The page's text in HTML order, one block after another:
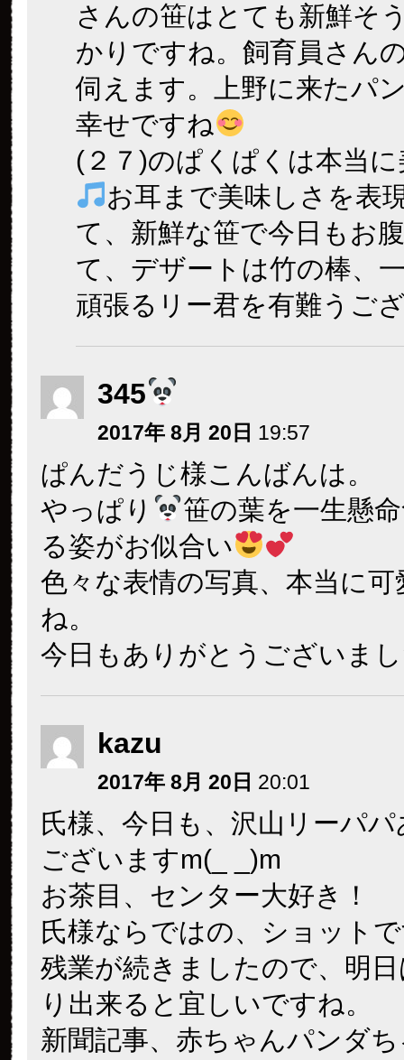
さんの笹はとても新鮮そ
かりですね。飼育員さん
伺えます。上野に来たパ
幸せですね
(２７)のぱくぱくは本当
お耳まで美味しさを表
て、新鮮な笹で今日もお
て、デザートは竹の棒、
頑張るリー君を有難うご
345
2017年 8月 20日 19:57
ぱんだうじ様こんばんは。
やっぱり
笹の葉を一生懸
る姿がお似合い
色々な表情の写真、本当に
ね。
今日もありがとうございま
kazu
2017年 8月 20日 20:01
氏様、今日も、沢山リーパ
ございますm(_ _)m
お茶目、センター大好き！
氏様ならではの、ショット
残業が続きましたので、明
り出来ると宜しいですね。
新聞記事、赤ちゃんパンダ